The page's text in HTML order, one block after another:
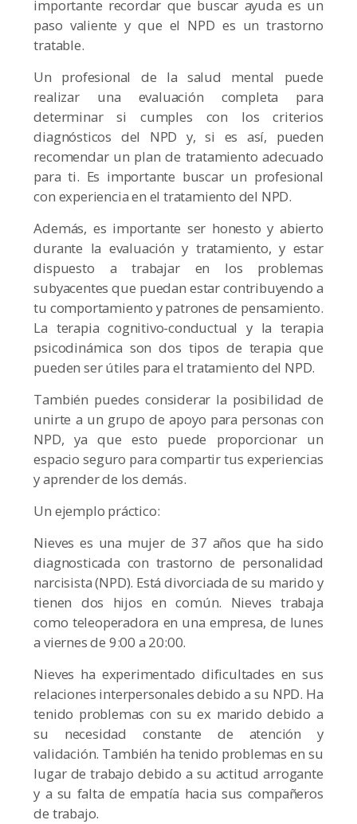
importante recordar que buscar ayuda es un
paso valiente y que el NPD es un trastorno
tratable.
Un profesional de la salud mental puede
realizar una evaluación completa para
determinar si cumples con los criterios
diagnósticos del NPD y, si es así, pueden
recomendar un plan de tratamiento adecuado
para ti. Es importante buscar un profesional
con experiencia en el tratamiento del NPD.
Además, es importante ser honesto y abierto
durante la evaluación y tratamiento, y estar
dispuesto a trabajar en los problemas
subyacentes que puedan estar contribuyendo a
tu comportamiento y patrones de pensamiento.
La terapia cognitivo-conductual y la terapia
psicodinámica son dos tipos de terapia que
pueden ser útiles para el tratamiento del NPD.
También puedes considerar la posibilidad de
unirte a un grupo de apoyo para personas con
NPD, ya que esto puede proporcionar un
espacio seguro para compartir tus experiencias
y aprender de los demás.
Un ejemplo práctico:
Nieves es una mujer de 37 años que ha sido
diagnosticada con trastorno de personalidad
narcisista (NPD). Está divorciada de su marido y
tienen dos hijos en común. Nieves trabaja
como teleoperadora en una empresa, de lunes
a viernes de 9:00 a 20:00.
Nieves ha experimentado dificultades en sus
relaciones interpersonales debido a su NPD. Ha
tenido problemas con su ex marido debido a
su necesidad constante de atención y
validación. También ha tenido problemas en su
lugar de trabajo debido a su actitud arrogante
y a su falta de empatía hacia sus compañeros
de trabajo.